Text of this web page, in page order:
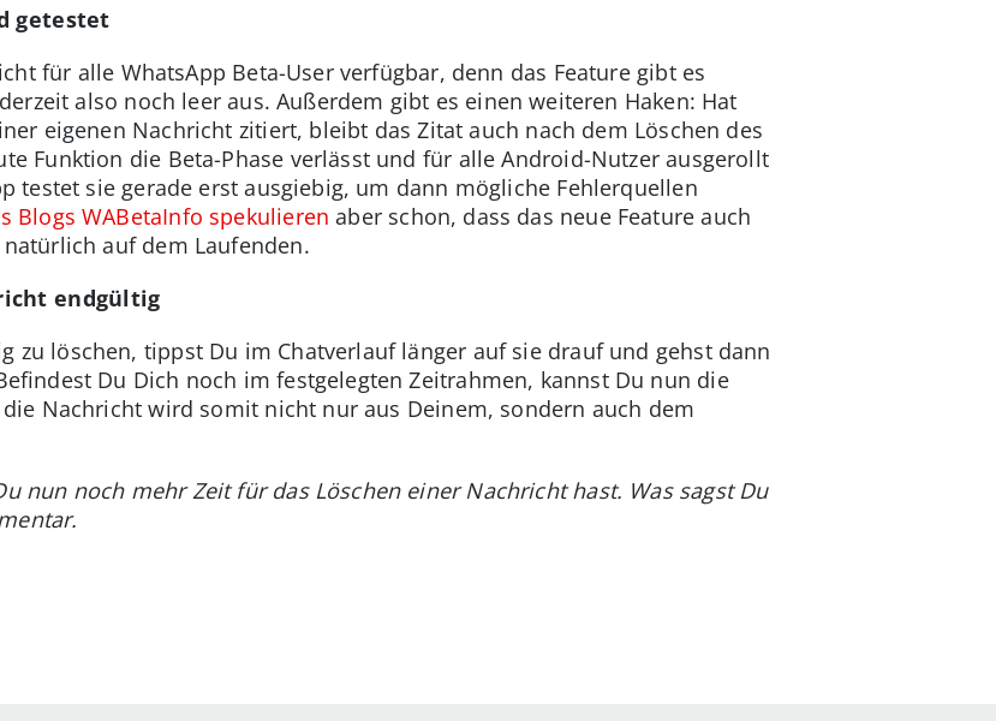
getestet
für alle WhatsApp Beta-User verfügbar, denn das Feature gibt es
also noch leer aus. Außerdem gibt es einen weiteren Haken: Hat
eigenen Nachricht zitiert, bleibt das Zitat auch nach dem Löschen des
Funktion die Beta-Phase verlässt und für alle Android-Nutzer ausgerollt
testet sie gerade erst ausgiebig, um dann mögliche Fehlerquellen
Blogs WABetaInfo spekulieren aber schon, dass das neue Feature auch
auf dem Laufenden.
endgültig
zu löschen, tippst Du im Chatverlauf länger auf sie drauf und gehst dann
Du Dich noch im festgelegten Zeitrahmen, kannst Du nun die
die Nachricht wird somit nicht nur aus Deinem, sondern auch dem
nun noch mehr Zeit für das Löschen einer Nachricht hast. Was sagst Du